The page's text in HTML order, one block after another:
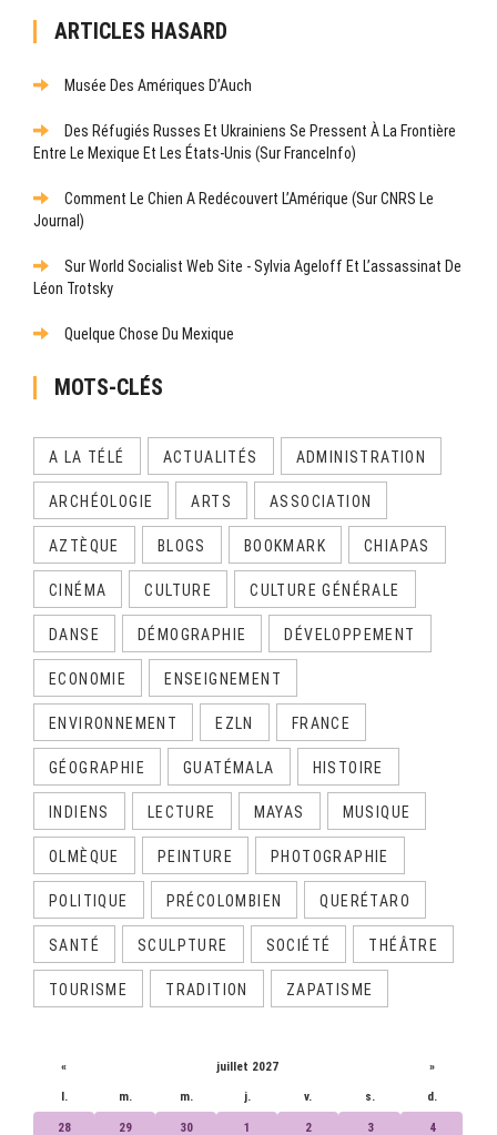
ARTICLES HASARD
Musée Des Amériques D’Auch
Des Réfugiés Russes Et Ukrainiens Se Pressent À La Frontière
Entre Le Mexique Et Les États-Unis (sur FranceInfo)
Comment Le Chien A Redécouvert L’Amérique (sur CNRS Le
Journal)
Sur World Socialist Web Site - Sylvia Ageloff Et L’assassinat De
Léon Trotsky
Quelque Chose Du Mexique
MOTS-CLÉS
A LA TÉLÉ ACTUALITÉS ADMINISTRATION
ARCHÉOLOGIE ARTS ASSOCIATION
AZTÈQUE BLOGS BOOKMARK CHIAPAS
CINÉMA CULTURE CULTURE GÉNÉRALE
DANSE DÉMOGRAPHIE DÉVELOPPEMENT
ECONOMIE ENSEIGNEMENT
ENVIRONNEMENT EZLN FRANCE
GÉOGRAPHIE GUATÉMALA HISTOIRE
INDIENS LECTURE MAYAS MUSIQUE
OLMÈQUE PEINTURE PHOTOGRAPHIE
POLITIQUE PRÉCOLOMBIEN QUERÉTARO
SANTÉ SCULPTURE SOCIÉTÉ THÉÂTRE
TOURISME TRADITION ZAPATISME
« juillet 2027 »
l. m. m. j. v. s. d.
28 29 30 1 2 3 4